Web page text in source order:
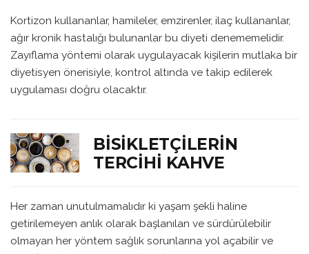
Kortizon kullananlar, hamileler, emzirenler, ilaç kullananlar,
ağır kronik hastalığı bulunanlar bu diyeti denememelidir.
Zayıflama yöntemi olarak uygulayacak kişilerin mutlaka bir
diyetisyen önerisiyle, kontrol altında ve takip edilerek
uygulaması doğru olacaktır.
BISIKLETÇILERIN
TERCIHI KAHVE
Her zaman unutulmamalıdır ki yaşam şekli haline
getirilemeyen anlık olarak başlanılan ve sürdürülebilir
olmayan her yöntem sağlık sorunlarına yol açabilir ve